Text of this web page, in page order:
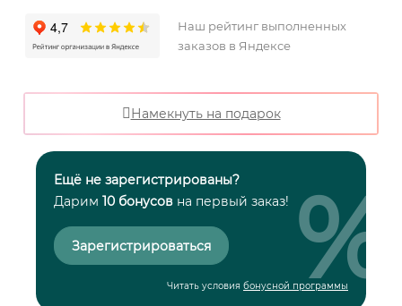
Наш рейтинг выполненных
заказов в Яндексе
Намекнуть на подарок
Ещё не зарегистрированы?
Дарим 10 бонусов на первый заказ!
Зарегистрироваться
Читать условия бонусной программы
%